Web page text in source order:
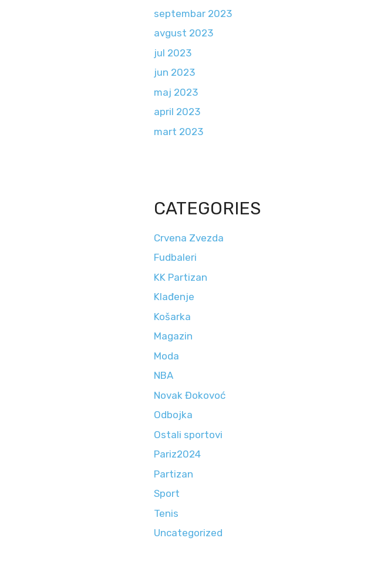
septembar 2023
avgust 2023
jul 2023
jun 2023
maj 2023
april 2023
mart 2023
CATEGORIES
Crvena Zvezda
Fudbaleri
KK Partizan
Klađenje
Košarka
Magazin
Moda
NBA
Novak Đokovoć
Odbojka
Ostali sportovi
Pariz2024
Partizan
Sport
Tenis
Uncategorized